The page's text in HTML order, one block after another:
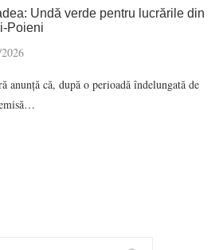
Undă verde pentru lucrările din
Poieni
anunță că, după o perioadă îndelungată de